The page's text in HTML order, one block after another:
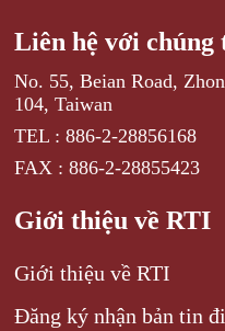
Liên hệ với chúng
No. 55, Beian Road,
104, Taiwan
TEL : 886-2-28856168
FAX : 886-2-28855423
Giới thiệu về RTI
Giới thiệu về RTI
Đăng ký nhận bản tin